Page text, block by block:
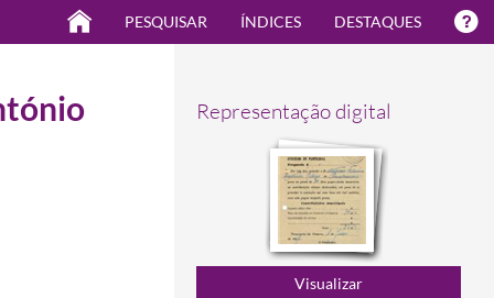
PESQUISAR ÍNDICES DESTAQUES
Representação digital